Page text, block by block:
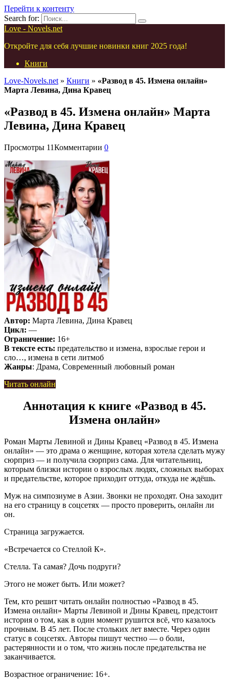
Перейти к контенту
Search for:
Love - Novels.net
Откройте для себя лучшие новинки книг 2025 года!
Книги
Love-Novels.net » Книги » «Развод в 45. Измена онлайн»
Марта Левина, Дина Кравец
«Развод в 45. Измена онлайн» Марта
Левина, Дина Кравец
Просмотры 11Комментарии 0
Автор: Марта Левина, Дина Кравец
Цикл: —
Ограничение: 16+
В тексте есть: предательство и измена, взрослые герои и
сло…, измена в сети литмоб
Жанры: Драма, Современный любовный роман
Читать онлайн
Аннотация к книге «Развод в 45.
Измена онлайн»
Роман Марты Левиной и Дины Кравец «Развод в 45. Измена
онлайн» — это драма о женщине, которая хотела сделать мужу
сюрприз — и получила сюрприз сама. Для читательниц,
которым близки истории о взрослых людях, сложных выборах
и предательстве, которое приходит оттуда, откуда не ждёшь.
Муж на симпозиуме в Азии. Звонки не проходят. Она заходит
на его страницу в соцсетях — просто проверить, онлайн ли
он.
Страница загружается.
«Встречается со Стеллой К».
Стелла. Та самая? Дочь подруги?
Этого не может быть. Или может?
Тем, кто решит читать онлайн полностью «Развод в 45.
Измена онлайн» Марты Левиной и Дины Кравец, предстоит
история о том, как в один момент рушится всё, что казалось
прочным. В 45 лет. После стольких лет вместе. Через один
статус в соцсетях. Авторы пишут честно — о боли,
растерянности и о том, что жизнь после предательства не
заканчивается.
Возрастное ограничение: 16+.